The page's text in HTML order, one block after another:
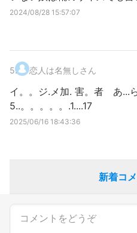
2024/08/28 15:57:07
5. 恋人は名無しさん
イ。。ジ.メ加. 害。者 あ...
5..。。。。。.1....17
2025/06/16 18:43:36
新着コ